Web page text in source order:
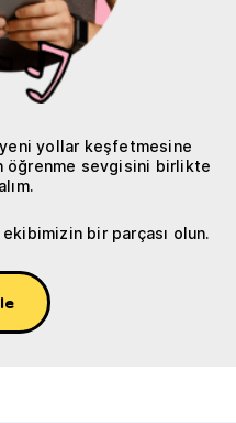
yollar keşfetmesine
öğrenme sevgisini birlikte
bir parçası olun.